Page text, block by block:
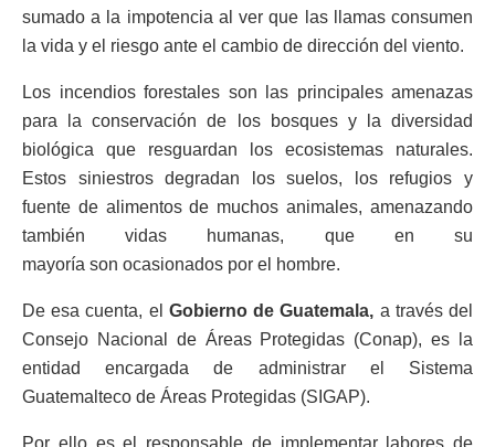
sumado a la impotencia al ver que las llamas consumen
la vida y el riesgo ante el cambio de dirección del viento.
Los incendios forestales son las principales amenazas
para la conservación de los bosques y la diversidad
biológica que resguardan los ecosistemas naturales.
Estos siniestros degradan los suelos, los refugios y
fuente de alimentos de muchos animales, amenazando
también vidas humanas, que en su
mayoría son ocasionados por el hombre.
De esa cuenta, el Gobierno de Guatemala, a través del
Consejo Nacional de Áreas Protegidas (Conap), es la
entidad encargada de administrar el Sistema
Guatemalteco de Áreas Protegidas (SIGAP).